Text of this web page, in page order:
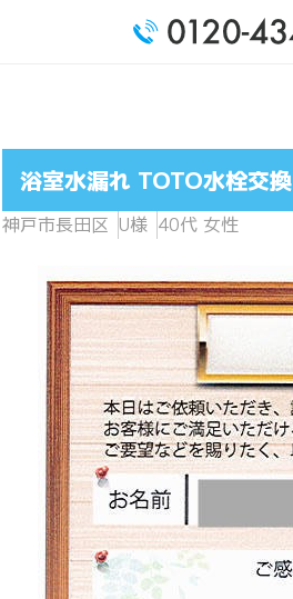
浴室水漏れ TOTO水栓交換
神戸市長田区 U様 40代 女性